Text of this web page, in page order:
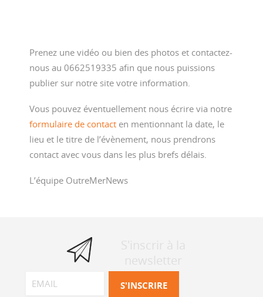
Prenez une vidéo ou bien des photos et contactez-
nous au 0662519335 afin que nous puissions
publier sur notre site votre information.
Vous pouvez éventuellement nous écrire via notre
formulaire de contact en mentionnant la date, le
lieu et le titre de l’évènement, nous prendrons
contact avec vous dans les plus brefs délais.
L’équipe OutreMerNews